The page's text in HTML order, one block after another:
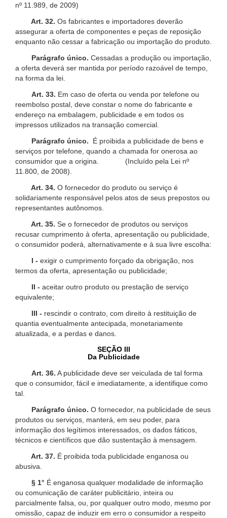
nº 11.989, de 2009)
Art. 32. Os fabricantes e importadores deverão
assegurar a oferta de componentes e peças de reposição
enquanto não cessar a fabricação ou importação do produto.
Parágrafo único. Cessadas a produção ou importação,
a oferta deverá ser mantida por período razoável de tempo,
na forma da lei.
Art. 33. Em caso de oferta ou venda por telefone ou
reembolso postal, deve constar o nome do fabricante e
endereço na embalagem, publicidade e em todos os
impressos utilizados na transação comercial.
Parágrafo único.
É proibida a publicidade de bens e
serviços por telefone, quando a chamada for onerosa ao
consumidor que a origina. (Incluído pela Lei nº
11.800, de 2008).
Art. 34. O fornecedor do produto ou serviço é
solidariamente responsável pelos atos de seus prepostos ou
representantes autônomos.
Art. 35. Se o fornecedor de produtos ou serviços
recusar cumprimento à oferta, apresentação ou publicidade,
o consumidor poderá, alternativamente e à sua livre escolha:
I - exigir o cumprimento forçado da obrigação, nos
termos da oferta, apresentação ou publicidade;
II - aceitar outro produto ou prestação de serviço
equivalente;
III - rescindir o contrato, com direito à restituição de
quantia eventualmente antecipada, monetariamente
atualizada, e a perdas e danos.
SEÇÃO III
Da Publicidade
Art. 36. A publicidade deve ser veiculada de tal forma
que o consumidor, fácil e imediatamente, a identifique como
tal.
Parágrafo único. O fornecedor, na publicidade de seus
produtos ou serviços, manterá, em seu poder, para
informação dos legítimos interessados, os dados fáticos,
técnicos e científicos que dão sustentação à mensagem.
Art. 37. É proibida toda publicidade enganosa ou
abusiva.
§ 1° É enganosa qualquer modalidade de informação
ou comunicação de caráter publicitário, inteira ou
parcialmente falsa, ou, por qualquer outro modo, mesmo por
omissão, capaz de induzir em erro o consumidor a respeito